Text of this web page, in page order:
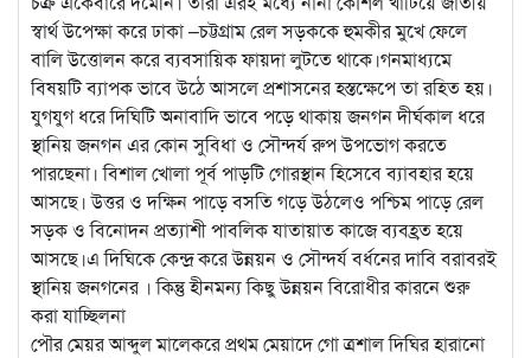
স্বার্থ উপেক্ষা করে ঢাকা –চট্টগ্রাম রেল সড়ককে হুমকীর মুখে ফেলে
বালি উত্তোলন করে ব্যবসায়িক ফায়দা লুটতে থাকে।গনমাধ্যমে
বিষয়টি ব্যাপক ভাবে উঠে আসলে প্রশাসনের হস্তক্ষেপে তা রহিত হয়।
যুগযুগ ধরে দিঘিটি অনাবাদি ভাবে পড়ে থাকায় জনগন দীর্ঘকাল ধরে
স্থানিয় জনগন এর কোন সুবিধা ও সৌন্দর্য রুপ উপভোগ করতে
পারছেনা। বিশাল খোলা পূর্ব পাড়টি গোরস্থান হিসেবে ব্যাবহার হয়ে
আসছে। উত্তর ও দক্ষিন পাড়ে বসতি গড়ে উঠলেও পশ্চিম পাড়ে রেল
সড়ক ও বিনোদন প্রত্যাশী পাবলিক যাতায়াত কাজে ব্যবহ্রত হয়ে
আসছে।এ দিঘিকে কেন্দ্র করে উন্নয়ন ও সৌন্দর্য বর্ধনের দাবি বরাবরই
স্থানিয় জনগনের । কিন্তু হীনমন্য কিছু উন্নয়ন বিরোধীর কারনে শুরু
করা যাচ্ছিলনা
পৌর মেয়র আব্দুল মালেকরে প্রথম মেয়াদে গো ত্রশাল দিঘির হারানো